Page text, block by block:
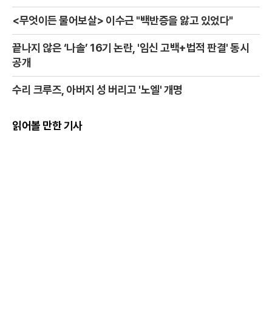
<무엇이든 물어보살> 이수근 "백반증을 앓고 있었다"
끝나지 않은 ‘나솔’ 16기 논란, '임신 고백+법적 판결' 동시
공개
수리 크루즈, 아버지 성 버리고 '노엘' 개명
읽어볼 만한 기사